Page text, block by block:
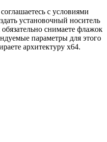
с условиями
установочный носитель
снимаете флажок
параметры для этого
архитектуру x64.